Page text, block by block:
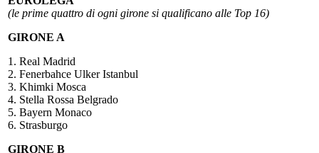
(le prime quattro di ogni girone si qualificano alle Top 16)
GIRONE A
1. Real Madrid
2. Fenerbahce Ulker Istanbul
3. Khimki Mosca
4. Stella Rossa Belgrado
5. Bayern Monaco
6. Strasburgo
GIRONE B